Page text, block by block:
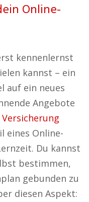
Online-
kennenlernst
kannst – ein
auf ein neues
Angebote
Versicherung
eines Online-
Du kannst
bestimmen,
gebunden zu
diesen Aspekt: